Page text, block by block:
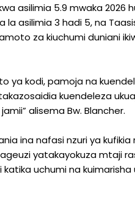
asilimia 5.9 mwaka 2026
la asilimia 3 hadi 5, na
za kiuchumi duniani
ya kodi, pamoja na
kuendeleza
alisema Bw. Blancher.
ina nafasi nzuri ya
yatakayokuza mtaji
uchumi na